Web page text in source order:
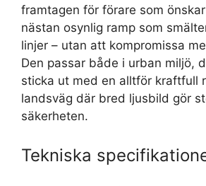
framtagen för förare som
nästan osynlig ramp som
linjer – utan att kompromissa
Den passar både i urban miljö,
sticka ut med en alltför kraftfull
landsväg där bred ljusbild gör
säkerheten.
Tekniska